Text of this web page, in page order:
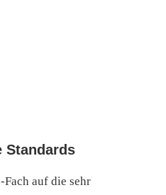
Standards
Fach auf die sehr